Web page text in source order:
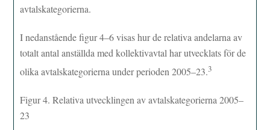
avtalskategorierna.
I nedanstående figur 4–6 visas hur de relativa andelarna av
totalt antal anställda med kollektivavtal har utvecklats för de
olika avtalskategorierna under perioden 2005–23.3
Figur 4. Relativa utvecklingen av avtalskategorierna 2005–
23